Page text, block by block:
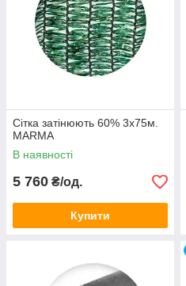
Сітка затінюють 60% 3х75м.
MARMA
В наявності
5 760 ₴/од.
Купити